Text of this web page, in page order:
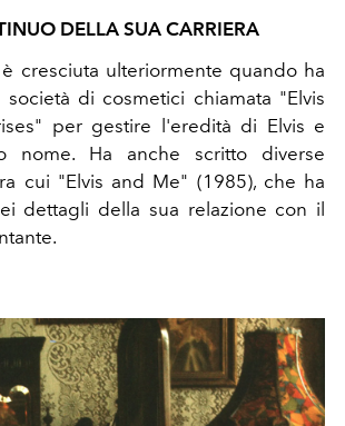
DELLA SUA CARRIERA
cresciuta ulteriormente quando ha
società di cosmetici chiamata "Elvis
per gestire l'eredità di Elvis e
nome. Ha anche scritto diverse
cui "Elvis and Me" (1985), che ha
dettagli della sua relazione con il